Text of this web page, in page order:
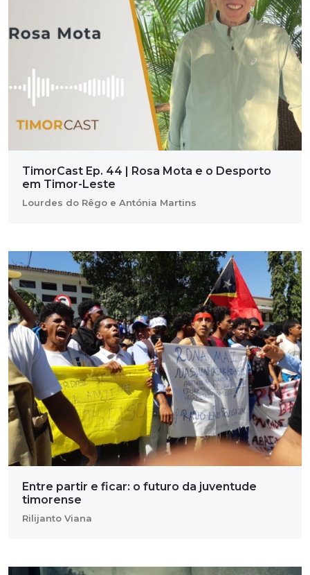
TimorCast Ep. 44 | Rosa Mota e o Desporto
em Timor-Leste
Lourdes do Rêgo e Antónia Martins
Entre partir e ficar: o futuro da juventude
timorense
Rilijanto Viana